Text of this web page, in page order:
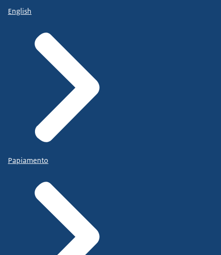
English
Papiamento